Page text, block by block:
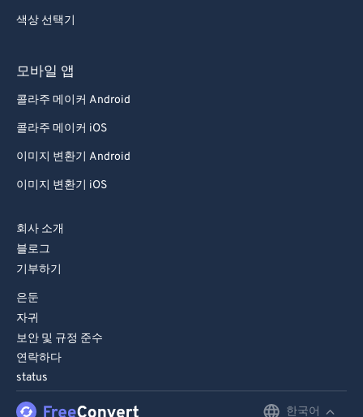
색상 선택기
모바일 앱
콜라주 메이커 Android
콜라주 메이커 iOS
이미지 변환기 Android
이미지 변환기 iOS
회사 소개
블로그
기부하기
은둔
자귀
보안 및 규정 준수
연락하다
status
한국어